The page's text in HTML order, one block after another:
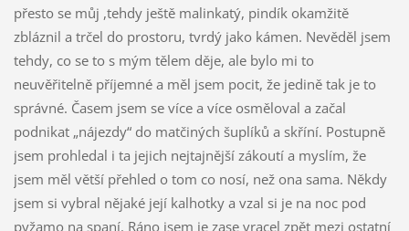
přesto se můj ,tehdy ještě malinkatý, pindík okamžitě
zbláznil a trčel do prostoru, tvrdý jako kámen. Nevěděl jsem
tehdy, co se to s mým tělem děje, ale bylo mi to
neuvěřitelně příjemné a měl jsem pocit, že jedině tak je to
správné. Časem jsem se více a více osměloval a začal
podnikat „nájezdy“ do matčiných šuplíků a skříní. Postupně
jsem prohledal i ta jejich nejtajnější zákoutí a myslím, že
jsem měl větší přehled o tom co nosí, než ona sama. Někdy
jsem si vybral nějaké její kalhotky a vzal si je na noc pod
pyžamo na spaní. Ráno jsem je zase vracel zpět mezi ostatní